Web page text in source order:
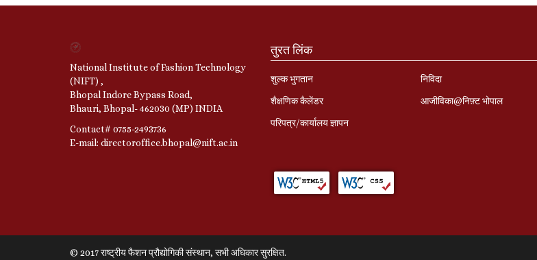
National Institute of Fashion Technology
(NIFT) ,
Bhopal Indore Bypass Road,
Bhauri, Bhopal- 462030 (MP) INDIA
Contact# 0755-2493736
E-mail: directoroffice.bhopal@nift.ac.in
तुरत लिंक
शुल्क भुगतान
शैक्षणिक कैलेंडर
परिपत्र/कार्यालय ज्ञापन
निविदा
आजीविका@निफ़्ट भोपाल
© 2017 राष्ट्रीय फैशन प्रौद्योगिकी संस्थान, सभी अधिकार सुरक्षित.